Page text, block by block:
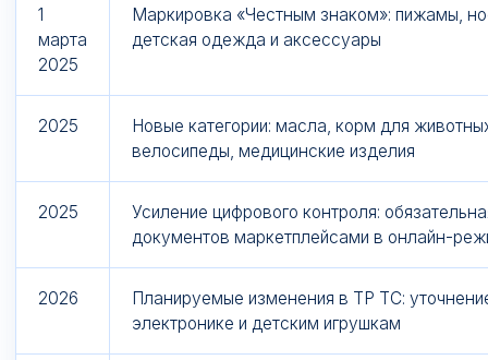
1
марта
2025
Маркировка «Честным знаком»: пижамы,
детская одежда и аксессуары
2025
Новые категории: масла, корм для
велосипеды, медицинские изделия
2025
Усиление цифрового контроля:
документов маркетплейсами в онлайн-
2026
Планируемые изменения в ТР ТС:
электронике и детским игрушкам